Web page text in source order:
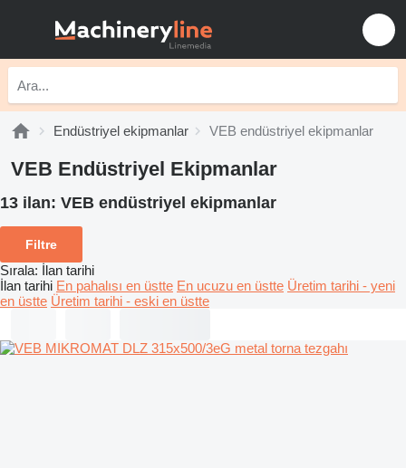
Endüstriyel ekipmanlar VEB endüstriyel ekipmanlar
VEB Endüstriyel Ekipmanlar
13 ilan: VEB endüstriyel ekipmanlar
Filtre
Sırala: İlan tarihi
İlan tarihi En pahalısı en üstte En ucuzu en üstte Üretim tarihi - yeni
en üstte Üretim tarihi - eski en üstte